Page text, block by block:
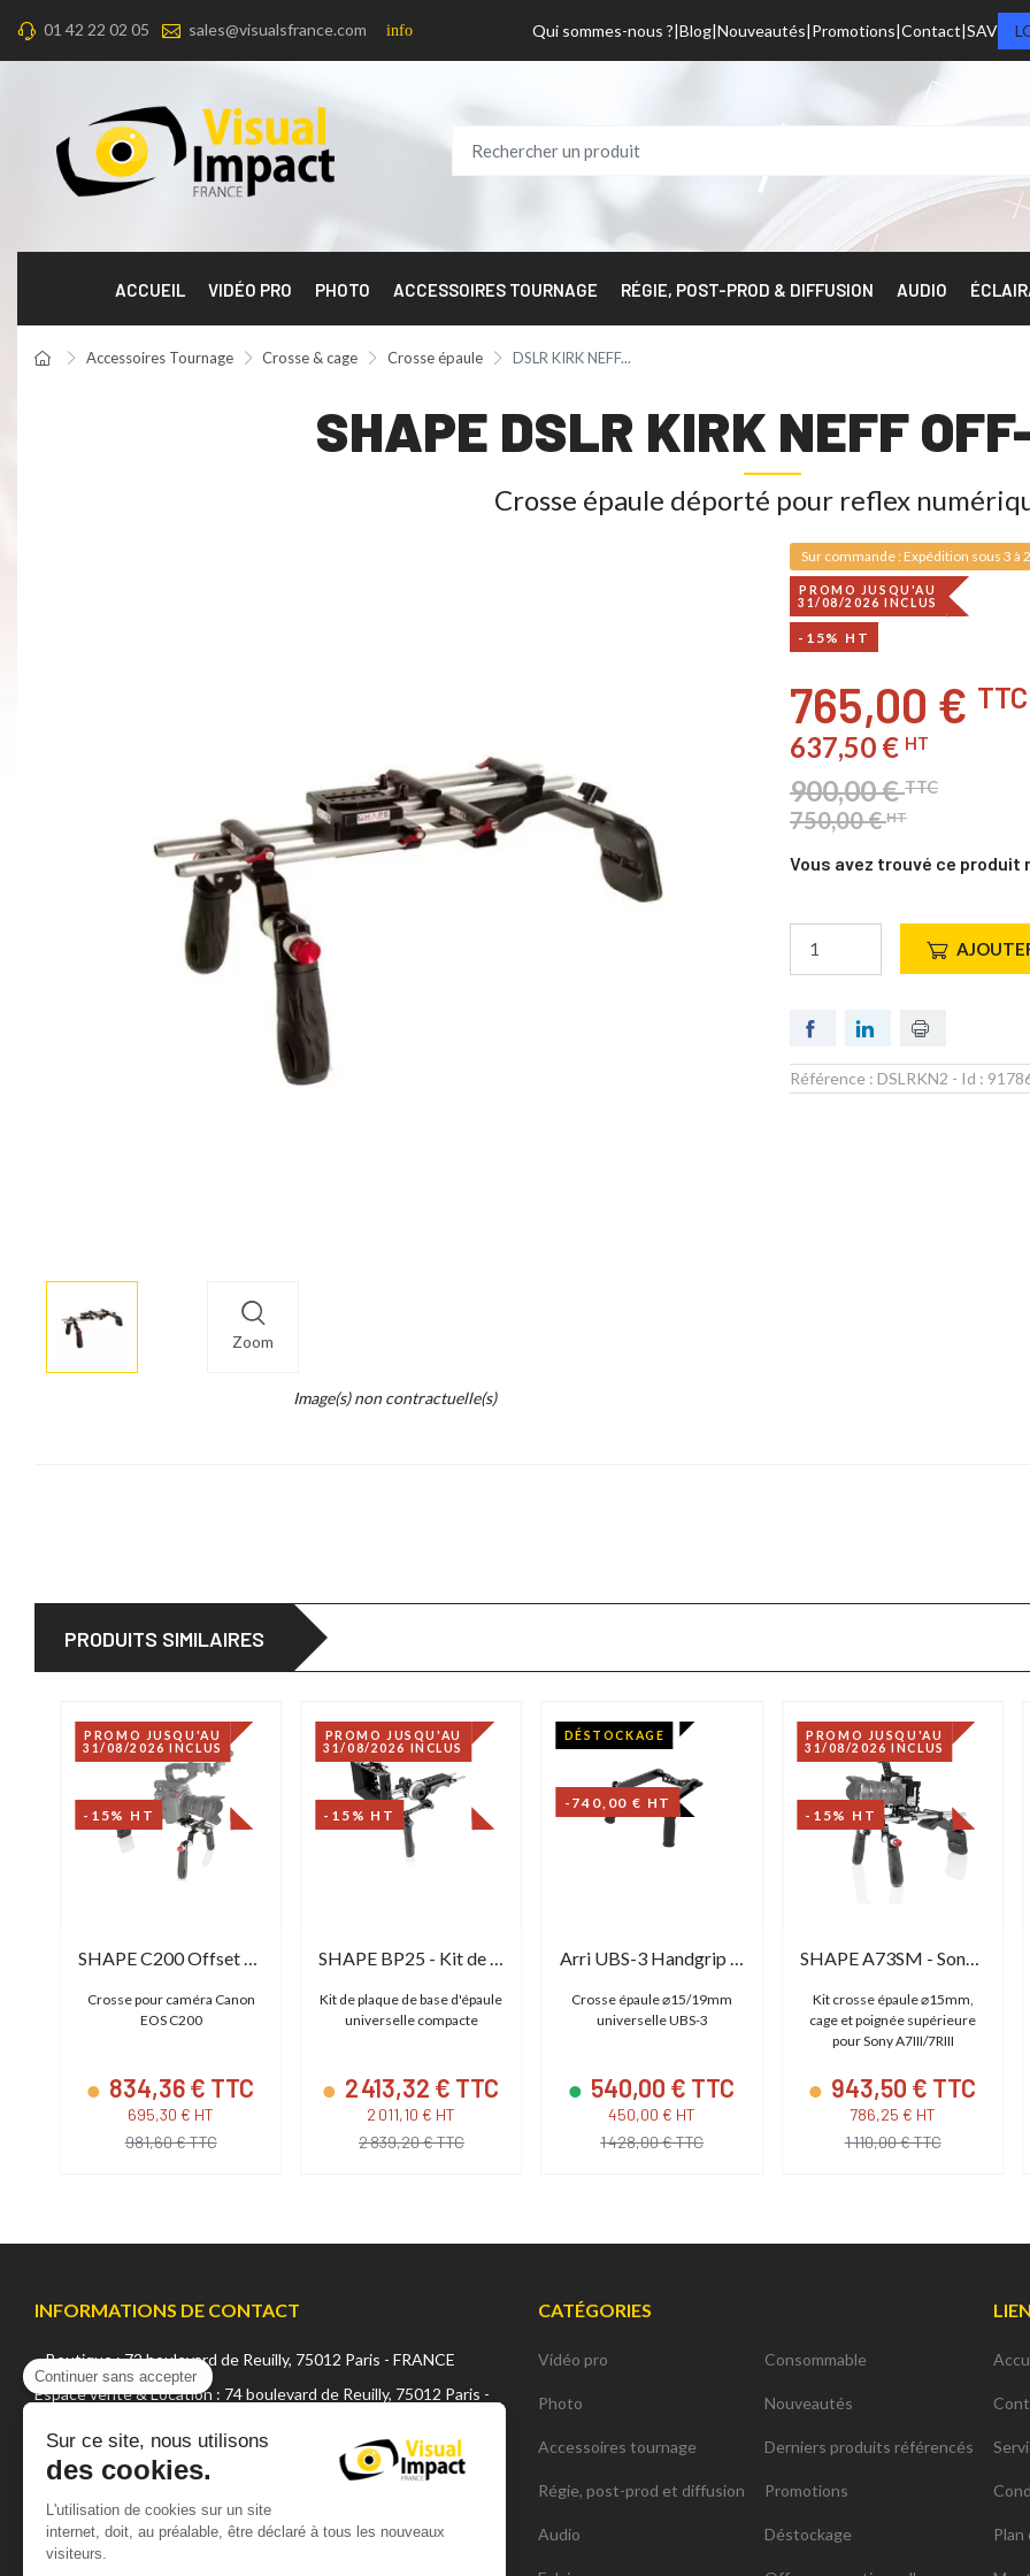
01 42 22 02 05 sales@visualsfrance.com info Qui sommes-nous ? Blog Nouveautés Promotions Contact SAV
ACCUEIL VIDÉO PRO PHOTO ACCESSOIRES TOURNAGE RÉGIE, POST-PROD & DIFFUSION AUDIO
Accessoires Tournage Crosse & cage Crosse épaule DSLR KIRK NEFF...
SHAPE DSLR KIRK NEFF
Crosse épaule déporté pour reflex
Zoom
More
info
Image(s) non contractuelle(s)
Sur commande : Expédition sous 3 à
PROMO JUSQU'AU
31/08/2026 INCLUS
-15% HT
765,00 € TTC
637,50 € HT
900,00 €TTC
750,00 €HT
Vous avez trouvé ce produit
Référence : DSLRKN2 - Id :
PRODUITS SIMILAIRES
PROMO JUSQU'AU
31/08/2026 INCLUS
-15% HT
SHAPE C200 Offset Rig
Crosse pour caméra Canon
EOS C200
834,36 € TTC
695,30 € HT
981,60 € TTC
PROMO JUSQU'AU
31/08/2026 INCLUS
-15% HT
SHAPE BP25 - Kit de plaque de base d'épaule
Kit de plaque de base d'épaule
universelle compacte
2 413,32 € TTC
2 011,10 € HT
2 839,20 € TTC
DÉSTOCKAGE
-740,00 € HT
Arri UBS-3 Handgrip Set
Crosse épaule ⌀15/19mm
universelle UBS-3
540,00 € TTC
450,00 € HT
1 428,00 € TTC
PROMO JUSQU'AU
31/08/2026 INCLUS
-15% HT
SHAPE A73SM - Sony A7R3 Shoulder Mount
Kit crosse épaule ⌀15mm,
cage et poignée supérieure
pour Sony A7III/7RIII
943,50 € TTC
786,25 € HT
1 110,00 € TTC
INFORMATIONS DE CONTACT
Boutique : 72 boulevard de Reuilly, 75012 Paris - FRANCE
Espace vente & Location : 74 boulevard de Reuilly, 75012 Paris -
+33 (0) 1 42 22 02 05
sales@visualsfrance.com
Matin : de 10h à 12h15 (sauf vendredi 12h)
CATÉGORIES
Vidéo pro
Photo
Accessoires tournage
Régie, post-prod et diffusion
Audio
Consommable
Nouveautés
Derniers produits référencés
Promotions
Déstockage
Continuer sans accepter
Sur ce site, nous utilisons
des cookies.
L'utilisation de cookies sur un site
internet, doit, au préalable, être déclaré à tous les nouveaux
visiteurs.